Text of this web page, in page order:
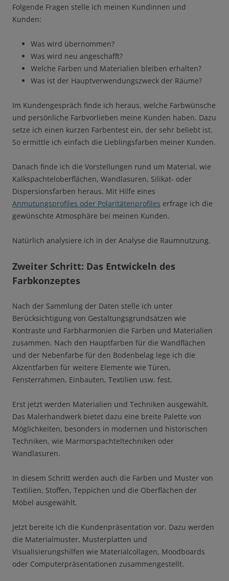
Folgende Fragen stelle ich meinen Kundinnen und
Kunden:
Was wird übernommen?
Was wird neu angeschafft?
Welche Farben und Materialien bleiben erhalten?
Was ist der Hauptverwendungszweck der Räume?
Im Kundengespräch finde ich heraus, welche Farbwünsche
und persönliche Farbvorlieben meine Kunden haben. Dazu
setze ich einen kurzen Farbentest ein, der sehr beliebt ist.
So ermittle ich einfach die Lieblingsfarben meiner Kunden.
Danach finde ich die Vorstellungen rund um Material, wie
Kalkspachteloberflächen, Wandlasuren, Silikat- oder
Dispersionsfarben heraus. Mit Hilfe eines
Anmutungsprofiles oder Polaritätenprofiles erfrage ich die
gewünschte Atmosphäre bei meinen Kunden.
Natürlich analysiere ich in der Analyse die Raumnutzung.
Zweiter Schritt: Das Entwickeln des
Farbkonzeptes
Nach der Sammlung der Daten stelle ich unter
Berücksichtigung von Gestaltungsgrundsätzen wie
Kontraste und Farbharmonien die Farben und Materialien
zusammen. Nach den Hauptfarben für die Wandflächen
und der Nebenfarbe für den Bodenbelag lege ich die
Akzentfarben für weitere Elemente wie Türen,
Fensterrahmen, Einbauten, Textilien usw. fest.
Erst jetzt werden Materialien und Techniken ausgewählt.
Das Malerhandwerk bietet dazu eine breite Palette von
Möglichkeiten, besonders in modernen und historischen
Techniken, wie Marmorspachteltechniken oder
Wandlasuren.
In diesem Schritt werden auch die Farben und Muster von
Textilien, Stoffen, Teppichen und die Oberflächen der
Möbel ausgewählt.
Jetzt bereite ich die Kundenpräsentation vor. Dazu werden
die Materialmuster, Musterplatten und
Visualisierungshilfen wie Materialcollagen, Moodboards
oder Computerpräsentationen zusammengestellt.